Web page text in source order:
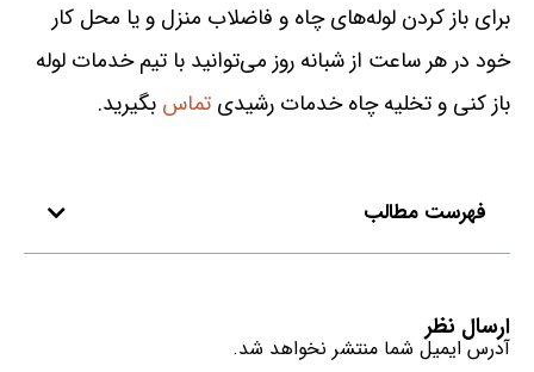
برای باز کردن لوله‌های چاه و فاضلاب منزل و یا محل کار
خود در هر ساعت از شبانه روز می‌توانید با تیم خدمات لوله
باز کنی و تخلیه چاه خدمات رشیدی تماس بگیرید.
فهرست مطالب
ارسال نظر
آدرس ایمیل شما منتشر نخواهد شد.